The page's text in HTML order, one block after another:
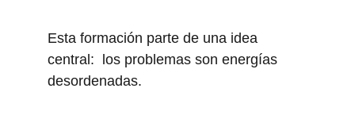
Esta formación parte de una idea
central:  los problemas son energías
desordenadas.